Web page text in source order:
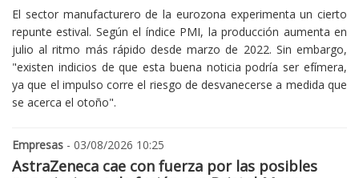
El sector manufacturero de la eurozona experimenta un cierto
repunte estival. Según el índice PMI, la producción aumenta en
julio al ritmo más rápido desde marzo de 2022. Sin embargo,
"existen indicios de que esta buena noticia podría ser efímera,
ya que el impulso corre el riesgo de desvanecerse a medida que
se acerca el otoño".
Empresas - 03/08/2026 10:25
AstraZeneca cae con fuerza por las posibles